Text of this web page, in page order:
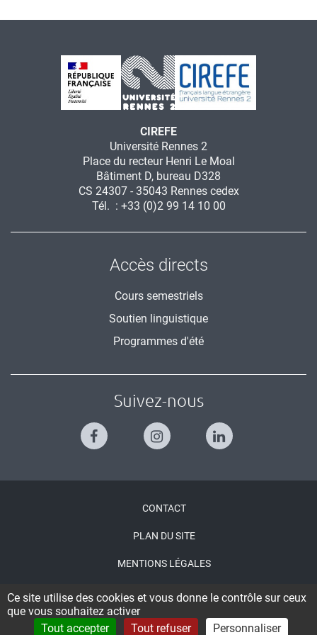
Ce site utilise des cookies et vous donne le contrôle sur ceux
que vous souhaitez activer
Tout accepter
Tout refuser Personnaliser
CIREFE
Université Rennes 2
Place du recteur Henri Le Moal
Bâtiment D, bureau D328
CS 24307 - 35043 Rennes cedex
Tél. : +33 (0)2 99 14 10 00
Accès directs
Cours semestriels
Soutien linguistique
Programmes d'été
Suivez-nous
CONTACT
PLAN DU SITE
MENTIONS LÉGALES
ACCESSIBILITÉ : NON CONFORME
CONNEXION